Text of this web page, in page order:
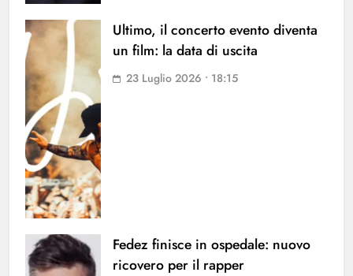
Ultimo, il concerto evento diventa
un film: la data di uscita
23 Luglio 2026 • 18:15
Fedez finisce in ospedale: nuovo
ricovero per il rapper